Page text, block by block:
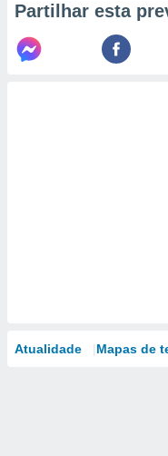
Partilhar esta
Atualidade Mapas de